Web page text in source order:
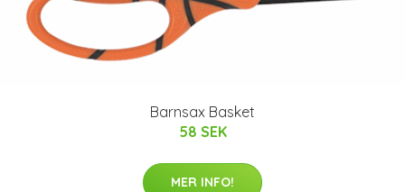
Barnsax Basket
58 SEK
MER INFO!